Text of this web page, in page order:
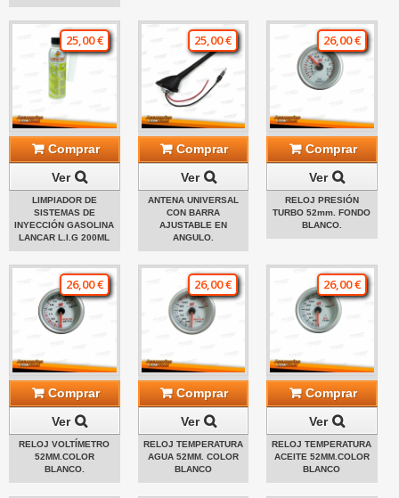
25,00 €
Comprar
Ver
LIMPIADOR DE
SISTEMAS DE
INYECCIÓN GASOLINA
LANCAR L.I.G 200ML
25,00 €
Comprar
Ver
ANTENA UNIVERSAL
CON BARRA
AJUSTABLE EN
ANGULO.
26,00 €
Comprar
Ver
RELOJ PRESIÓN
TURBO 52mm. FONDO
BLANCO.
26,00 €
Comprar
Ver
RELOJ VOLTÍMETRO
52MM.COLOR
BLANCO.
26,00 €
Comprar
Ver
RELOJ TEMPERATURA
AGUA 52MM. COLOR
BLANCO
26,00 €
Comprar
Ver
RELOJ TEMPERATURA
ACEITE 52MM.COLOR
BLANCO